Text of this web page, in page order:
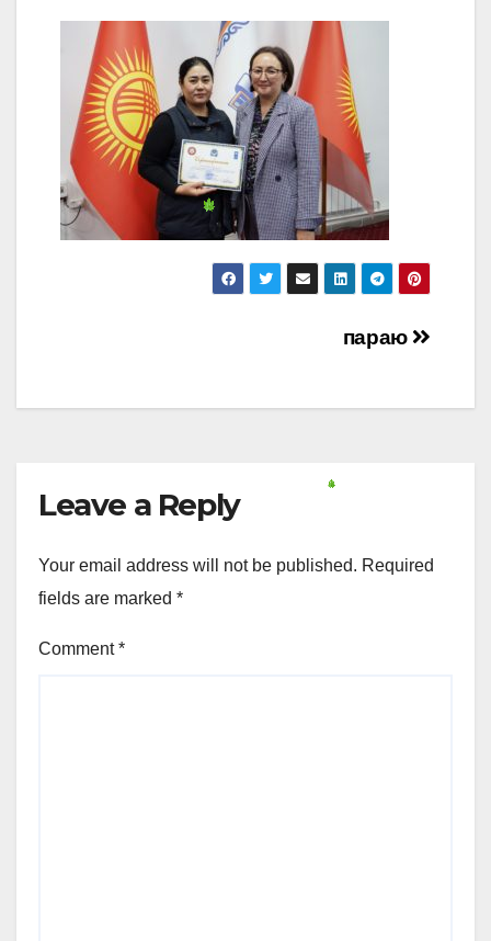
параю
Leave a Reply
Your email address will not be published. Required
fields are marked *
Comment*